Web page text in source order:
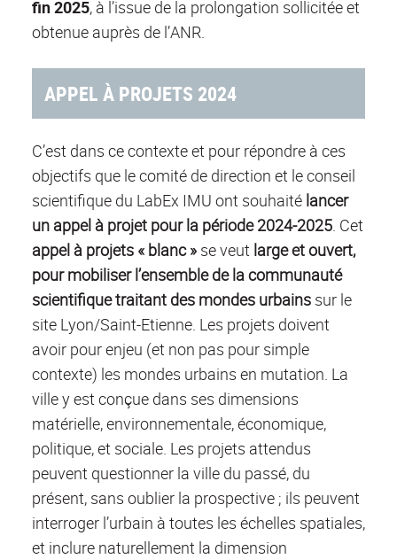
fin 2025, à l’issue de la prolongation sollicitée et
obtenue auprès de l’ANR.
APPEL À PROJETS 2024
C’est dans ce contexte et pour répondre à ces
objectifs que le comité de direction et le conseil
scientifique du LabEx IMU ont souhaité lancer
un appel à projet pour la période 2024-2025 . Cet
appel à projets « blanc » se veut large et ouvert,
pour mobiliser l’ensemble de la communauté
scientifique traitant des mondes urbains sur le
site Lyon/Saint-Etienne. Les projets doivent
avoir pour enjeu (et non pas pour simple
contexte) les mondes urbains en mutation. La
ville y est conçue dans ses dimensions
matérielle, environnementale, économique,
politique, et sociale. Les projets attendus
peuvent questionner la ville du passé, du
présent, sans oublier la prospective ; ils peuvent
interroger l’urbain à toutes les échelles spatiales,
et inclure naturellement la dimension